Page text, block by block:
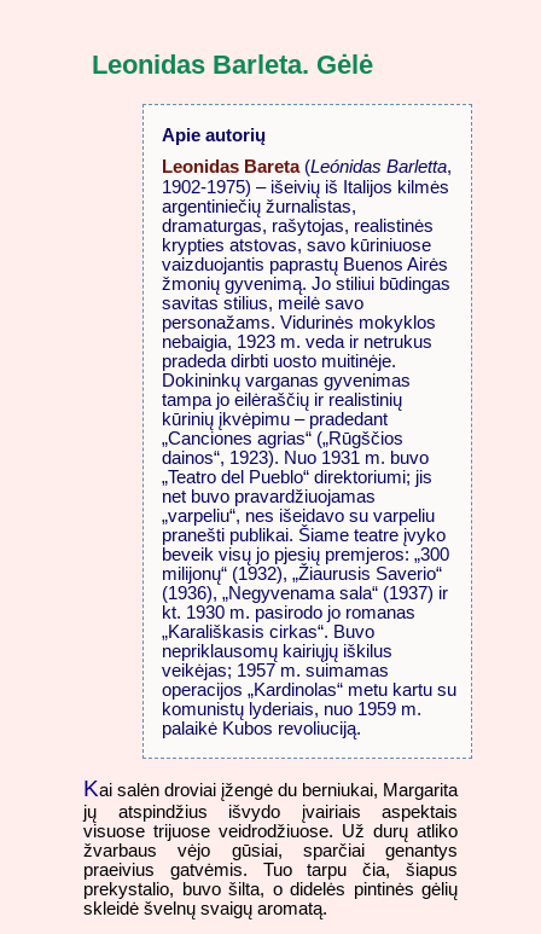
Leonidas Barleta. Gėlė
Apie autorių
Leonidas Bareta(Leónidas Barletta,
1902-1975) – išeivių iš Italijos kilmės
argentiniečių žurnalistas,
dramaturgas, rašytojas, realistinės
krypties atstovas, savo kūriniuose
vaizduojantis paprastų Buenos Airės
žmonių gyvenimą. Jo stiliui būdingas
savitas stilius, meilė savo
personažams. Vidurinės mokyklos
nebaigia, 1923 m. veda ir netrukus
pradeda dirbti uosto muitinėje.
Dokininkų varganas gyvenimas
tampa jo eilėraščių ir realistinių
kūrinių įkvėpimu – pradedant
„Canciones agrias“ („Rūgščios
dainos“, 1923). Nuo 1931 m. buvo
„Teatro del Pueblo“ direktoriumi; jis
net buvo pravardžiuojamas
„varpeliu“, nes išeidavo su varpeliu
pranešti publikai. Šiame teatre įvyko
beveik visų jo pjesių premjeros: „300
milijonų“ (1932), „Žiaurusis Saverio“
(1936), „Negyvenama sala“ (1937) ir
kt. 1930 m. pasirodo jo romanas
„Karališkasis cirkas“. Buvo
nepriklausomų kairiųjų iškilus
veikėjas; 1957 m. suimamas
operacijos „Kardinolas“ metu kartu su
komunistų lyderiais, nuo 1959 m.
palaikė Kubos revoliuciją.
Kai salėn droviai įžengė du berniukai, Margarita
jų atspindžius išvydo įvairiais aspektais
visuose trijuose veidrodžiuose. Už durų atliko
žvarbaus vėjo gūsiai, sparčiai genantys
praeivius gatvėmis. Tuo tarpu čia, šiapus
prekystalio, buvo šilta, o didelės pintinės gėlių
skleidė švelnų svaigų aromatą.